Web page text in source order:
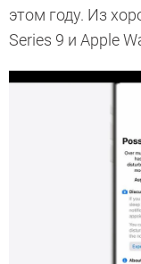
этом году. Из
Series 9 и Apple